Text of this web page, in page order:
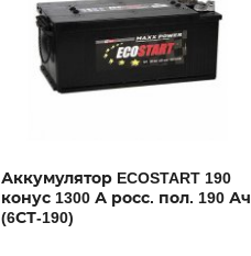
Аккумулятор ECOSTART 190
конус 1300 А росс. пол. 190 Ач
(6СТ-190)